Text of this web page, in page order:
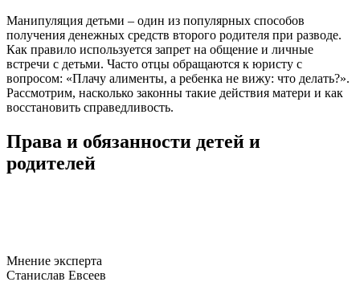
Манипуляция детьми – один из популярных способов
получения денежных средств второго родителя при разводе.
Как правило используется запрет на общение и личные
встречи с детьми. Часто отцы обращаются к юристу с
вопросом: «Плачу алименты, а ребенка не вижу: что делать?».
Рассмотрим, насколько законны такие действия матери и как
восстановить справедливость.
Права и обязанности детей и
родителей
Мнение эксперта
Станислав Евсеев